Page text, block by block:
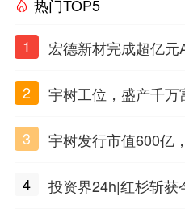
热门TOP5
1
宏德新材完成超亿
2
宇树工位，盛产千万
3 宇树发行市值600亿
4
投资界24h|红杉斩获